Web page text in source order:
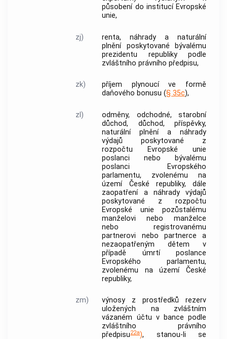
působení do institucí Evropské
unie,
zj)
renta, náhrady a naturální
plnění poskytované bývalému
prezidentu republiky podle
zvláštního právního předpisu,
zk)
příjem plynoucí ve formě
daňového bonusu (§ 35c),
zl)
odměny, odchodné, starobní
důchod, důchod, příspěvky,
naturální plnění a náhrady
výdajů poskytované z
rozpočtu Evropské unie
poslanci nebo bývalému
poslanci Evropského
parlamentu, zvolenému na
území České republiky, dále
zaopatření a náhrady výdajů
poskytované z rozpočtu
Evropské unie pozůstalému
manželovi nebo manželce
nebo registrovanému
partnerovi nebo partnerce a
nezaopatřeným dětem v
případě úmrtí poslance
Evropského parlamentu,
zvolenému na území České
republiky,
zm)
výnosy z prostředků rezerv
uložených na zvláštním
vázaném účtu v bance podle
zvláštního právního
předpisu22a), stanou-li se